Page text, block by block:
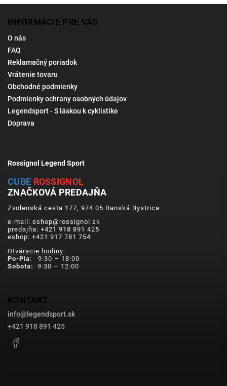
INFORMÁCIE PRE VÁS
O nás
FAQ
Reklamačný poriadok
Vrátenie tovaru
Obchodné podmienky
Podmienky ochrany osobných údajov
Legendsport - S láskou k cyklistike
Doprava
Rossignol Legend Sport
CUBE ROSSIGNOL
ZNAČKOVÁ PREDAJŇA
Zvolenská cesta 177, 974 05 Banská Bystrica
e-mail: eshop@rossignol.sk
predajňa: +421 918 891 425
eshop: +421 917 781 754
Otváracie hodiny:
Po-Pia: 9:30 – 18:00
Sobota:
9:30 – 12:00
KONTAKT
info@ legendsport.sk
+421 918 891 425